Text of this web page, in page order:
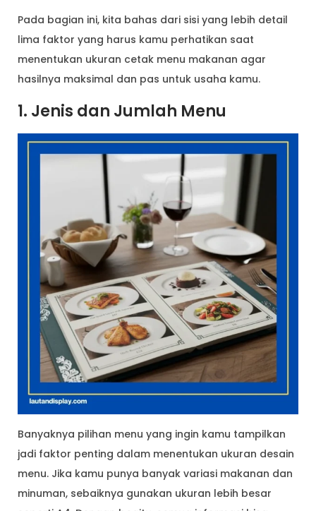
Pada bagian ini, kita bahas dari sisi yang lebih detail
lima faktor yang harus kamu perhatikan saat
menentukan ukuran cetak menu makanan agar
hasilnya maksimal dan pas untuk usaha kamu.
1. Jenis dan Jumlah Menu
Banyaknya pilihan menu yang ingin kamu tampilkan
jadi faktor penting dalam menentukan ukuran desain
menu. Jika kamu punya banyak variasi makanan dan
minuman, sebaiknya gunakan ukuran lebih besar